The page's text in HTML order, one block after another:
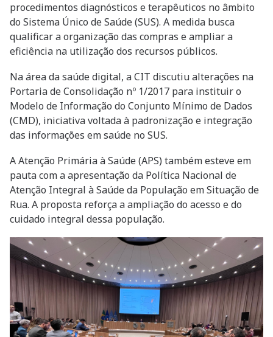
procedimentos diagnósticos e terapêuticos no âmbito
do Sistema Único de Saúde (SUS). A medida busca
qualificar a organização das compras e ampliar a
eficiência na utilização dos recursos públicos.
Na área da saúde digital, a CIT discutiu alterações na
Portaria de Consolidação nº 1/2017 para instituir o
Modelo de Informação do Conjunto Mínimo de Dados
(CMD), iniciativa voltada à padronização e integração
das informações em saúde no SUS.
A Atenção Primária à Saúde (APS) também esteve em
pauta com a apresentação da Política Nacional de
Atenção Integral à Saúde da População em Situação de
Rua. A proposta reforça a ampliação do acesso e do
cuidado integral dessa população.